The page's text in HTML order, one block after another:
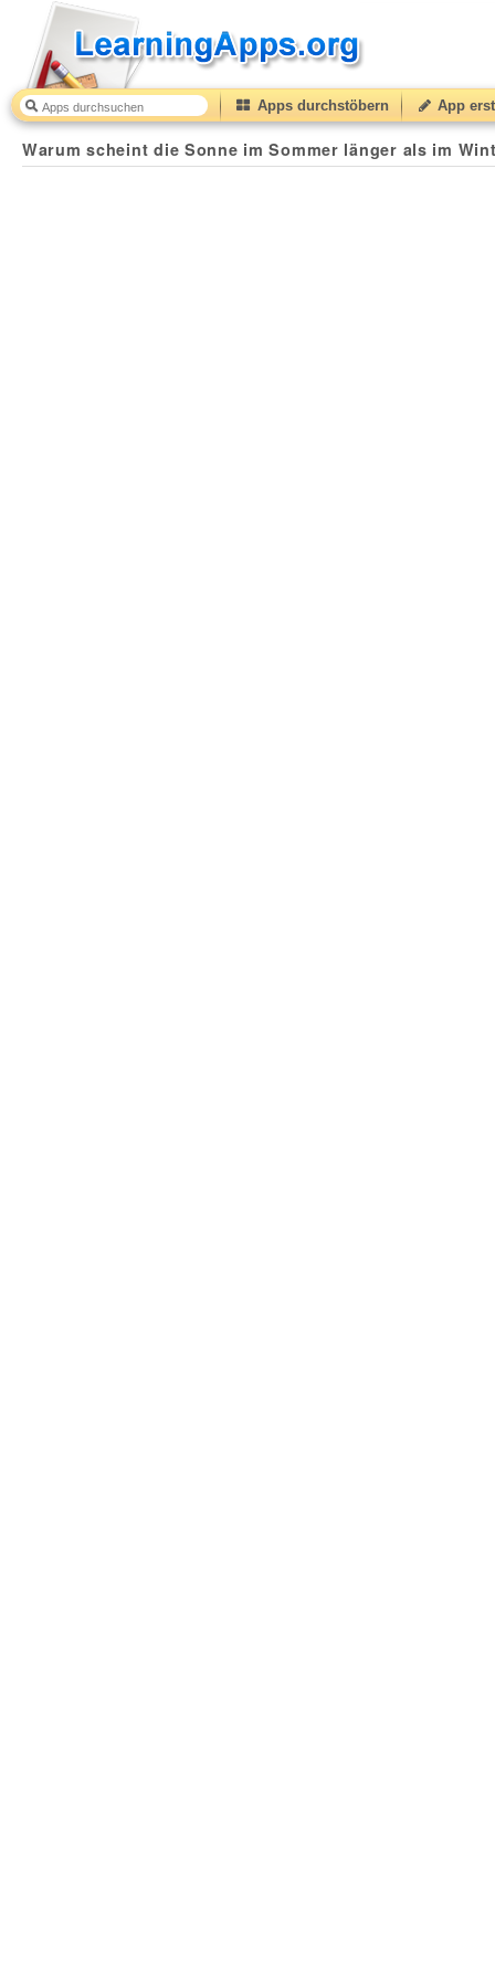
Apps durchstöbern App
Warum scheint die Sonne im Sommer länger als im
Warum scheint die Sonne im Sommer länger als im Winter?